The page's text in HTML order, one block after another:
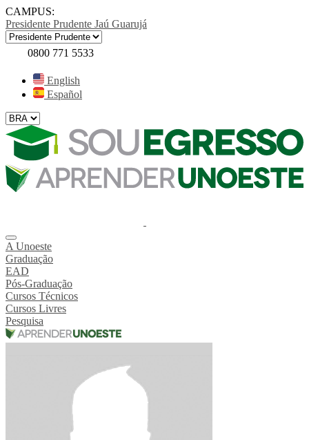
CAMPUS:
Presidente Prudente Jaú Guarujá
0800 771 5533
English
Español
A Unoeste
Graduação
EAD
Pós-Graduação
Cursos Técnicos
Cursos Livres
Pesquisa